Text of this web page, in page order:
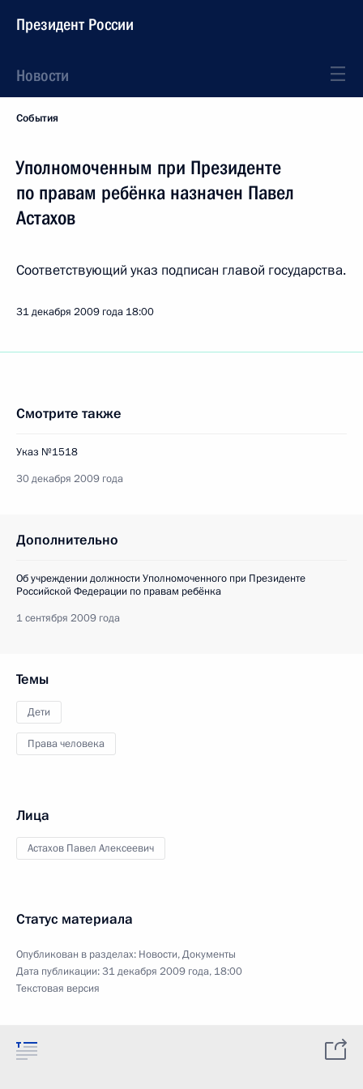
Президент России
Новости
События
Уполномоченным при Президенте
по правам ребёнка назначен Павел
Астахов
Соответствующий указ подписан главой государства.
31 декабря 2009 года 18:00
Смотрите также
Указ №1518
30 декабря 2009 года
Дополнительно
Об учреждении должности Уполномоченного при Президенте
Российской Федерации по правам ребёнка
1 сентября 2009 года
Темы
Дети
Права человека
Лица
Астахов Павел Алексеевич
Статус материала
Опубликован в разделах: Новости,Документы
Дата публикации:31 декабря 2009 года, 18:00
Текстовая версия